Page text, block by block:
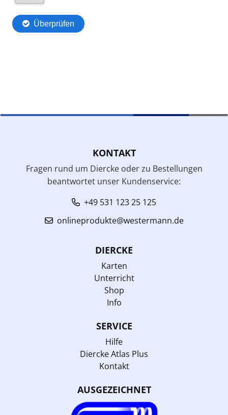
KONTAKT
Fragen rund um Diercke oder zu Bestellungen
beantwortet unser Kundenservice:
+49 531 123 25 125
onlineprodukte@westermann.de
DIERCKE
Karten
Unterricht
Shop
Info
SERVICE
Hilfe
Diercke Atlas Plus
Kontakt
AUSGEZEICHNET